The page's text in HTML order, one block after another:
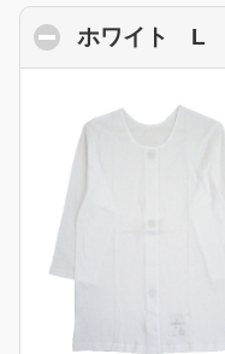
ホワイト L